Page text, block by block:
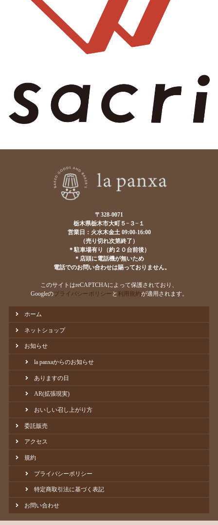
〒328-0071
栃木県栃木市大町５−３−１
営業日：火水木金土 09:00-16:00
（売り切れ次第終了）
＊駐車場有り（約２０台前後）
＊店頭に電話機が無いため
電話でのお問い合わせは賜っておりません。
このサイトはreCAPTCHAによって保護されており、
Googleのプライバシーポリシー と 利用規約が適用されます。
ホーム
ネットショップ
お知らせ
la panxaからのお知らせ
ありますの日
AR(拡張現実)
おいしい召し上がり方
委託販売
アクセス
規約
プライバシーポリシー
特定商取引法に基づく表記
お問い合わせ